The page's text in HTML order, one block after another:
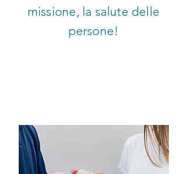
missione, la salute delle
persone!